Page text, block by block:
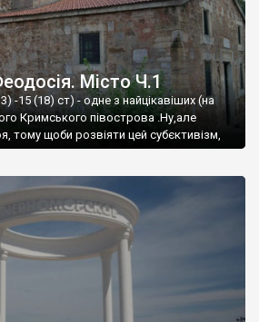
Місто Ч.1
-15 (18) ст) - одне з найцікавіших (на
Кримського півострова .Ну,але
тому щоби розвіяти цей субєктивізм,